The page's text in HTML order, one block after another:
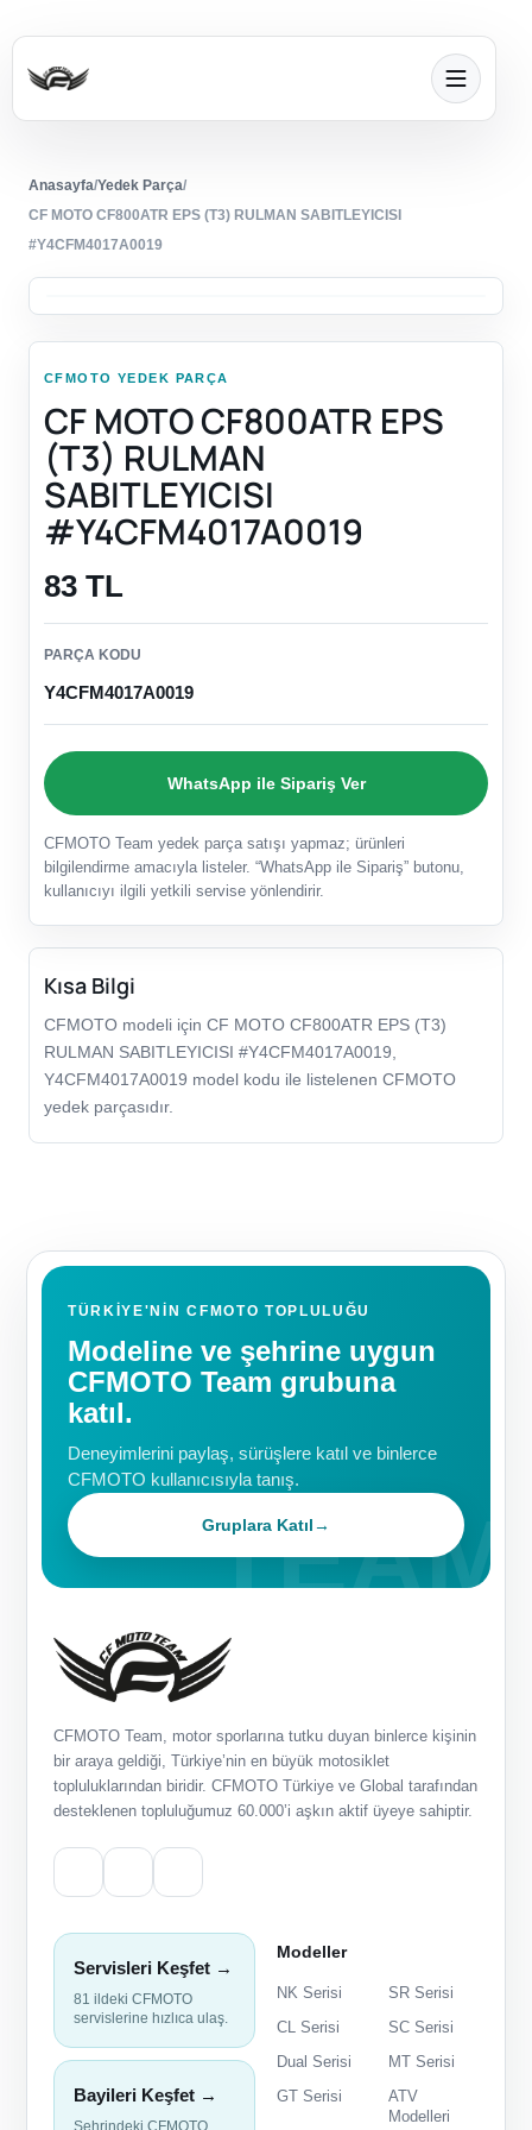
Anasayfa/Yedek Parça/
CF MOTO CF800ATR EPS (T3) RULMAN SABITLEYICISI
#Y4CFM4017A0019
CFMOTO YEDEK PARÇA
CF MOTO CF800ATR EPS
(T3) RULMAN
SABITLEYICISI
#Y4CFM4017A0019
83 TL
PARÇA KODU
Y4CFM4017A0019
WhatsApp ile Sipariş Ver
CFMOTO Team yedek parça satışı yapmaz; ürünleri
bilgilendirme amacıyla listeler. “WhatsApp ile Sipariş” butonu,
kullanıcıyı ilgili yetkili servise yönlendirir.
Kısa Bilgi
CFMOTO modeli için CF MOTO CF800ATR EPS (T3)
RULMAN SABITLEYICISI #Y4CFM4017A0019,
Y4CFM4017A0019 model kodu ile listelenen CFMOTO
yedek parçasıdır.
TÜRKIYE'NIN CFMOTO TOPLULUĞU
Modeline ve şehrine uygun
CFMOTO Team grubuna
katıl.
Deneyimlerini paylaş, sürüşlere katıl ve binlerce
CFMOTO kullanıcısıyla tanış.
Gruplara Katıl→
CFMOTO Team, motor sporlarına tutku duyan binlerce kişinin
bir araya geldiği, Türkiye’nin en büyük motosiklet
topluluklarından biridir. CFMOTO Türkiye ve Global tarafından
desteklenen topluluğumuz 60.000’i aşkın aktif üyeye sahiptir.
Servisleri Keşfet →
81 ildeki CFMOTO
servislerine hızlıca ulaş.
Bayileri Keşfet →
Modeller
NK Serisi
SR Serisi
CL Serisi
SC Serisi
Dual Serisi
MT Serisi
GT Serisi
ATV
Modelleri